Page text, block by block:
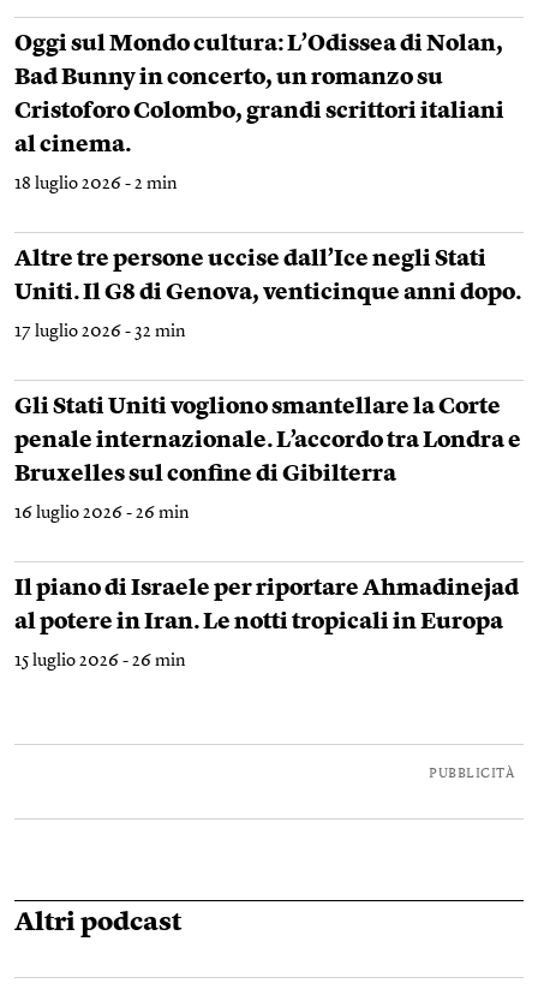
Oggi sul Mondo cultura: L’Odissea di Nolan,
Bad Bunny in concerto, un romanzo su
Cristoforo Colombo, grandi scrittori italiani
al cinema.
18 luglio 2026 - 2 min
Altre tre persone uccise dall’Ice negli Stati
Uniti. Il G8 di Genova, venticinque anni dopo.
17 luglio 2026 - 32 min
Gli Stati Uniti vogliono smantellare la Corte
penale internazionale. L’accordo tra Londra e
Bruxelles sul confine di Gibilterra
16 luglio 2026 - 26 min
Il piano di Israele per riportare Ahmadinejad
al potere in Iran. Le notti tropicali in Europa
15 luglio 2026 - 26 min
PUBBLICITÀ
Altri podcast